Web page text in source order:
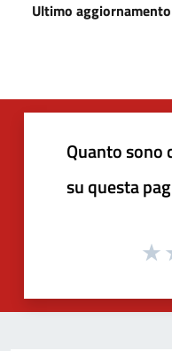
Ultimo aggiornamento
Quanto sono
su questa